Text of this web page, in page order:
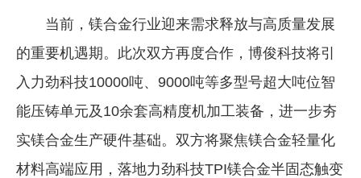
当前，镁合金行业迎来需求释放与高质量发展
的重要机遇期。此次双方再度合作，博俊科技将引
入力劲科技10000吨、9000吨等多型号超大吨位智
能压铸单元及10余套高精度机加工装备，进一步夯
实镁合金生产硬件基础。双方将聚焦镁合金轻量化
材料高端应用，落地力劲科技TPI镁合金半固态触变